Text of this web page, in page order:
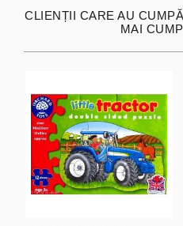
CLIENȚII CARE AU
MAI